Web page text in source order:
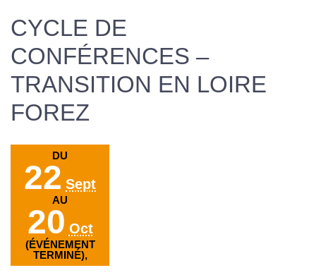
CYCLE DE
CONFÉRENCES –
TRANSITION EN LOIRE
FOREZ
DU
22 Sept
AU
20 Oct
(ÉVÉNEMENT
TERMINÉ),